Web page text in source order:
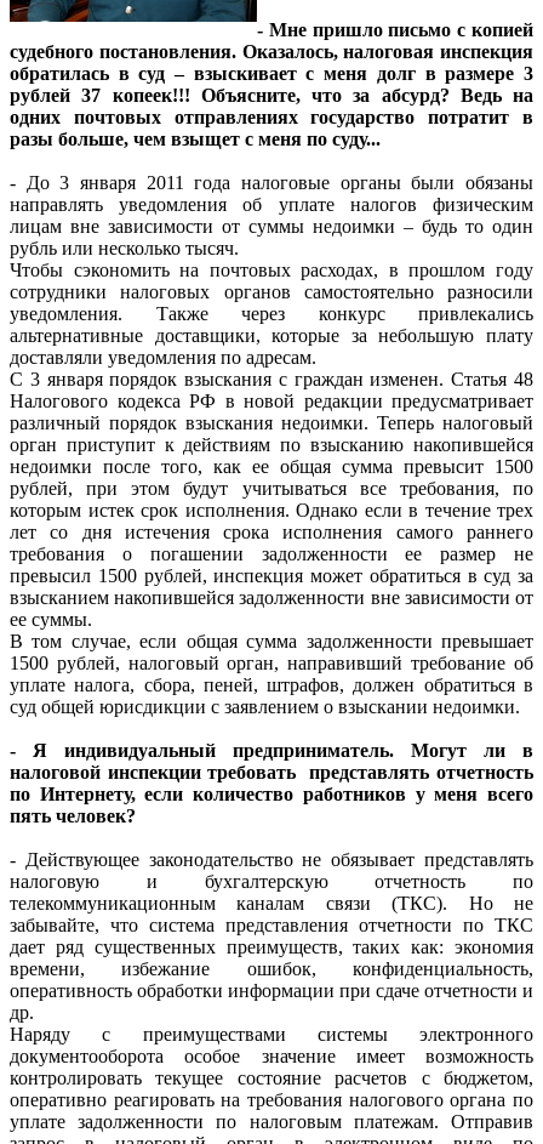
- Мне пришло письмо с копией
судебного постановления. Оказалось, налоговая инспекция
обратилась в суд – взыскивает с меня долг в размере 3
рублей 37 копеек!!! Объясните, что за абсурд? Ведь на
одних почтовых отправлениях государство потратит в
разы больше, чем взыщет с меня по суду...
- До 3 января 2011 года налоговые органы были обязаны
направлять уведомления об уплате налогов физическим
лицам вне зависимости от суммы недоимки – будь то один
рубль или несколько тысяч.
Чтобы сэкономить на почтовых расходах, в прошлом году
сотрудники налоговых органов самостоятельно разносили
уведомления. Также через конкурс привлекались
альтернативные доставщики, которые за небольшую плату
доставляли уведомления по адресам.
С 3 января порядок взыскания с граждан изменен. Статья 48
Налогового кодекса РФ в новой редакции предусматривает
различный порядок взыскания недоимки. Теперь налоговый
орган приступит к действиям по взысканию накопившейся
недоимки после того, как ее общая сумма превысит 1500
рублей, при этом будут учитываться все требования, по
которым истек срок исполнения. Однако если в течение трех
лет со дня истечения срока исполнения самого раннего
требования о погашении задолженности ее размер не
превысил 1500 рублей, инспекция может обратиться в суд за
взысканием накопившейся задолженности вне зависимости от
ее суммы.
В том случае, если общая сумма задолженности превышает
1500 рублей, налоговый орган, направивший требование об
уплате налога, сбора, пеней, штрафов, должен обратиться в
суд общей юрисдикции с заявлением о взыскании недоимки.
- Я индивидуальный предприниматель. Могут ли в
налоговой инспекции требовать представлять отчетность
по Интернету, если количество работников у меня всего
пять человек?
- Действующее законодательство не обязывает представлять
налоговую и бухгалтерскую отчетность по
телекоммуникационным каналам связи (ТКС). Но не
забывайте, что система представления отчетности по ТКС
дает ряд существенных преимуществ, таких как: экономия
времени, избежание ошибок, конфиденциальность,
оперативность обработки информации при сдаче отчетности и
др.
Наряду с преимуществами системы электронного
документооборота особое значение имеет возможность
контролировать текущее состояние расчетов с бюджетом,
оперативно реагировать на требования налогового органа по
уплате задолженности по налоговым платежам. Отправив